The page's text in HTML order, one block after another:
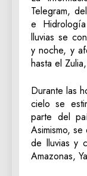
Telegram,
e
lluvias se
y noche, y
hasta el
Durante las
cielo se
parte del
Asimismo,
de lluvias y
Amazonas,